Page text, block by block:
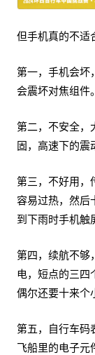
但手机真的不适
第一，手机会坏
会震坏对焦组件。
第二，不安全，
固，高速下的震
第三，不好用，
容易过热，然后
到下雨时手机触
第四，续航不够
电，短点的三四
偶尔还要十来个
第五，自行车码
飞船里的电子元